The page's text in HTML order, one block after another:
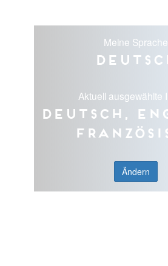
Meine Sprache
Aktuell ausgewählte
Deutsch,
Ändern